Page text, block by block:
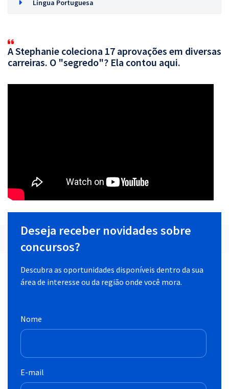
Língua Portuguesa
A Stephanie coleciona 17 aprovações em diversas
carreiras. O "segredo"? Ela contou aqui.
Deseja receber novidades sobre
concursos?
Descubra as oportunidades disponíveis dentro da sua
área de interesse ou da região onde você mora.
Nome
E-mail